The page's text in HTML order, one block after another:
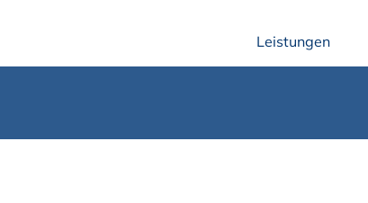
Leistungen